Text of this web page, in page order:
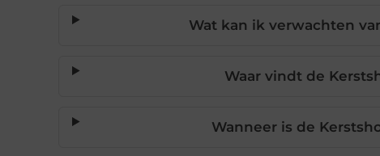
Wat kan ik verwachten
Waar vindt de
Wanneer is de